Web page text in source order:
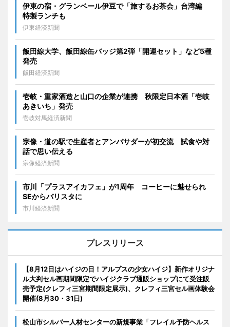
伊東の宿・グランベール伊豆で「旅するお茶会」台湾編
特製ランチも
伊東経済新聞
飯田線大学、飯田線缶バッジ第2弾「開運セット」など5種
発売
飯田経済新聞
壱岐・重家酒造と山口の企業が連携 秋限定日本酒「壱岐
あきいち」発売
壱岐対馬経済新聞
宗像・道の駅で生産者とアンバサダーが初交流 試食や対
話で思い伝える
宗像経済新聞
市川「プラスアイカフェ」が1周年 コーヒーに魅せられ
SEからバリスタに
市川経済新聞
プレスリリース
【8月12日はハイジの日！アルプスの少女ハイジ】新作オリジナ
ル大判セル画期間限定でハイジクラブ通販ショップにて受注販
売予定(クレフィ三宮期間限定展示)、クレフィ三宮セル画体験会
開催(8月30・31日)
松山市シルバー人材センターの新規事業「フレイル予防ヘルス